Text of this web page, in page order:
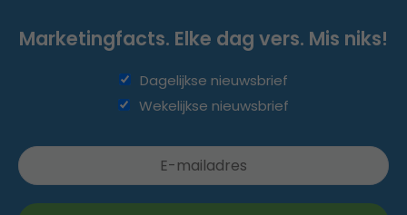
Marketingfacts. Elke dag vers. Mis niks!
Dagelijkse nieuwsbrief
Wekelijkse nieuwsbrief